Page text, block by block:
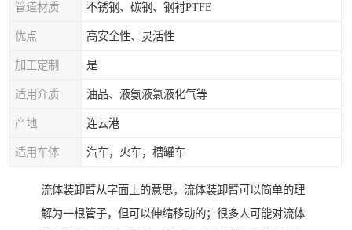
管道材质 不锈钢、碳钢、钢衬PTFE
优点 高安全性、灵活性
加工定制 是
适用介质 油品、液氨液氯液化气等
产地 连云港
适用车体 汽车，火车，槽罐车
流体装卸臂从字面上的意思，流体装卸臂可以简单的理
解为一根管子，但可以伸缩移动的；很多人可能对流体